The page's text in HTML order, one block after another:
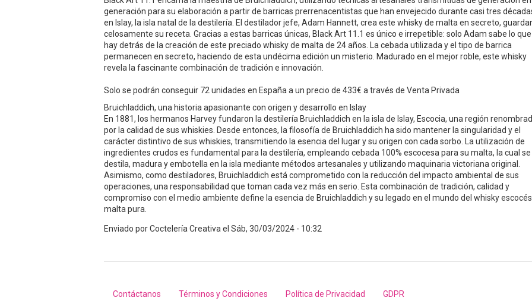
generación para su elaboración a partir de barricas prerrenacentistas que han envejecido durante casi tres
en Islay, la isla natal de la destilería. El destilador jefe, Adam Hannett, crea este whisky de malta en secreto,
celosamente su receta. Gracias a estas barricas únicas, Black Art 11.1 es único e irrepetible: solo Adam sabe lo que
hay detrás de la creación de este preciado whisky de malta de 24 años. La cebada utilizada y el tipo de barrica
permanecen en secreto, haciendo de esta undécima edición un misterio. Madurado en el mejor roble, este whisky
revela la fascinante combinación de tradición e innovación.
Solo se podrán conseguir 72 unidades en España a un precio de 433€ a través de Venta Privada
Bruichladdich, una historia apasionante con origen y desarrollo en Islay
En 1881, los hermanos Harvey fundaron la destilería Bruichladdich en la isla de Islay, Escocia, una región
por la calidad de sus whiskies. Desde entonces, la filosofía de Bruichladdich ha sido mantener la singularidad y el
carácter distintivo de sus whiskies, transmitiendo la esencia del lugar y su origen con cada sorbo. La utilización de
ingredientes crudos es fundamental para la destilería, empleando cebada 100% escocesa para su malta, la cual se
destila, madura y embotella en la isla mediante métodos artesanales y utilizando maquinaria victoriana original.
Asimismo, como destiladores, Bruichladdich está comprometido con la reducción del impacto ambiental de sus
operaciones, una responsabilidad que toman cada vez más en serio. Esta combinación de tradición, calidad y
compromiso con el medio ambiente define la esencia de Bruichladdich y su legado en el mundo del whisky
malta pura.
Enviado porCoctelería Creativael Sáb, 30/03/2024 - 10:32
Footer
Contáctanos Términos y Condiciones Política de Privacidad GDPR